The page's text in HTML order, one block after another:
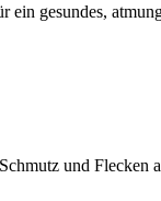
ein gesundes,
und Flecken